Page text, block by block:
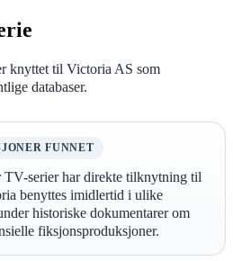
knyttet til Victoria AS som
databaser.
FUNNET
TV-serier har direkte tilknytning til
benyttes imidlertid i ulike
historiske dokumentarer om
fiksjonsproduksjoner.